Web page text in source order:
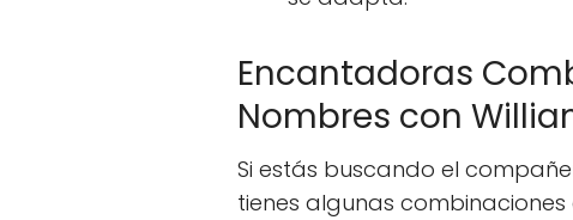
Encantadoras
Nombres con
Si estás buscando el
tienes algunas